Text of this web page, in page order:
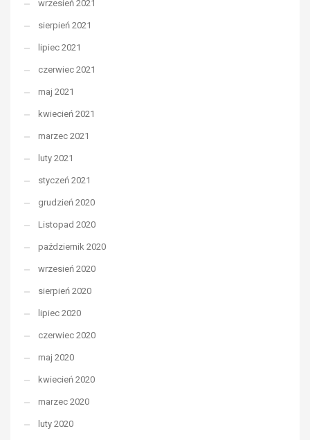
wrzesień 2021
sierpień 2021
lipiec 2021
czerwiec 2021
maj 2021
kwiecień 2021
marzec 2021
luty 2021
styczeń 2021
grudzień 2020
Listopad 2020
październik 2020
wrzesień 2020
sierpień 2020
lipiec 2020
czerwiec 2020
maj 2020
kwiecień 2020
marzec 2020
luty 2020